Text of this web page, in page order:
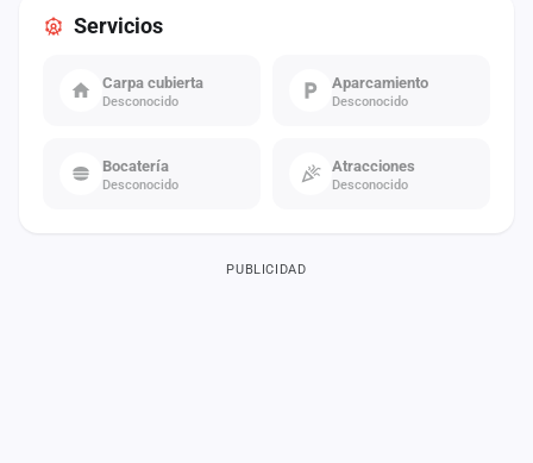
Servicios
Carpa cubierta
Desconocido
Aparcamiento
Desconocido
Bocatería
Desconocido
Atracciones
Desconocido
PUBLICIDAD